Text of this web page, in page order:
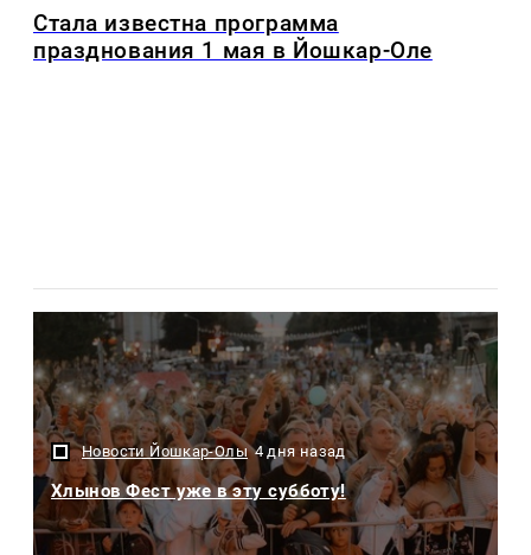
Стала известна программа
празднования 1 мая в Йошкар-Оле
Новости Йошкар-Олы 4 дня назад
Хлынов Фест уже в эту субботу!